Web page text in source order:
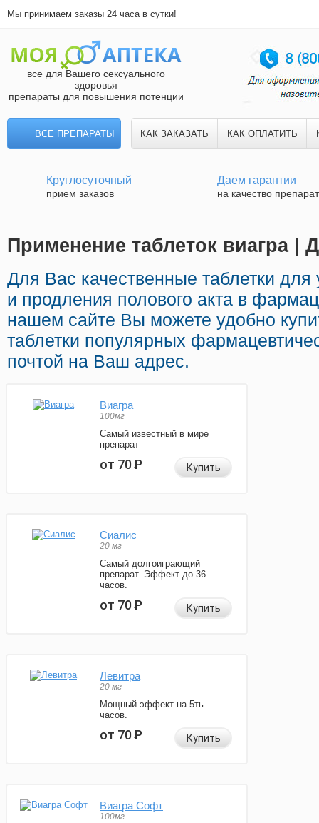
Мы принимаем заказы 24 часа в сутки!
все для Вашего сексуального
здоровья
препараты для повышения потенции
ВСЕ ПРЕПАРАТЫ КАК ЗАКАЗАТЬ КАК ОПЛАТИТЬ
Круглосуточный
прием заказов
Даем гарантии
на качество
Применение таблеток виагра |
Для Вас качественные таблетки для
и продления полового акта в
нашем сайте Вы можете удобно
таблетки популярных
почтой на Ваш адрес.
Виагра
100мг
Самый известный в мире
препарат
от 70Р Купить
Сиалис
20 мг
Самый долгоиграющий
препарат. Эффект до 36
часов.
от 70Р Купить
Левитра
20 мг
Мощный эффект на 5ть
часов.
от 70Р Купить
Виагра Софт
100мг